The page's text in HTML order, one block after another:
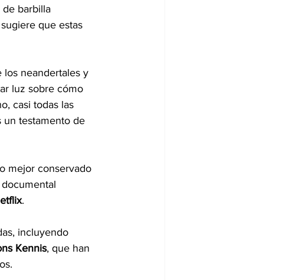
de barbilla
que estas
los neandertales y
luz sobre cómo
casi todas las
un testamento de
mejor conservado
.
incluyendo
Kennis, que han